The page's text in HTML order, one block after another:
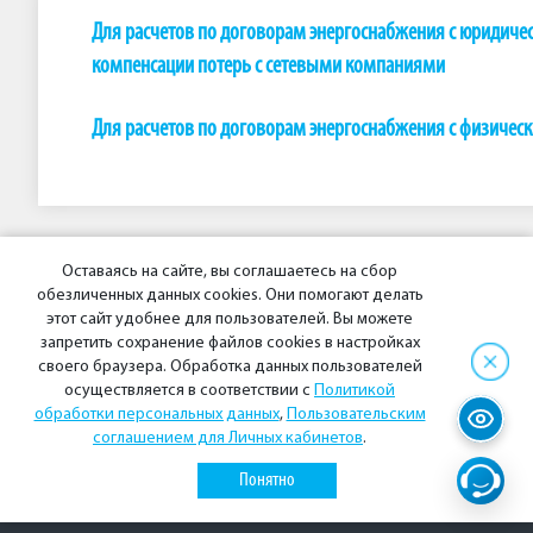
Для расчетов по договорам энергоснабжения с
компенсации потерь с сетевыми компаниями
Для расчетов по договорам энергоснабжения с
© 2026 АО «Энергосбытовая компания «Восток»
Политика конфиденциальности
ВКонтактеОдноклассники
Оставаясь на сайте, вы соглашаетесь на сбор
обезличенных данных cookies. Они помогают делать
этот сайт удобнее для пользователей. Вы можете
запретить сохранение файлов cookies в настройках
своего браузера. Обработка данных пользователей
осуществляется в соответствии с Политикой
обработки персональных данных, Пользовательским
соглашением для Личных кабинетов.
Понятно